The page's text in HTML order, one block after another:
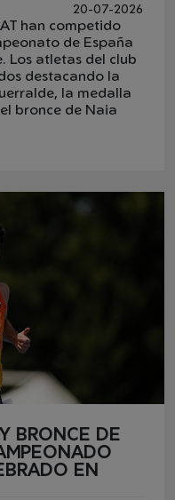
20-07-2026
han competido
de España
Los atletas del club
destacando la
la medalla
bronce de Naia
BRONCE DE
EN